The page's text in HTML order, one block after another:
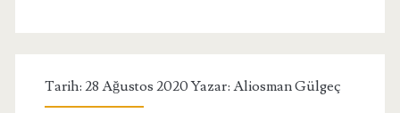
Tarih: 28 Ağustos 2020 Yazar: Aliosman Gülgeç